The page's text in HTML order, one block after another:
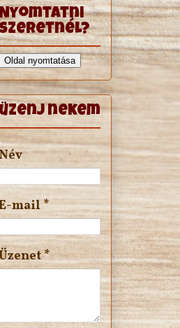
Oldal nyomtatása
nekem
Név
mail *
*